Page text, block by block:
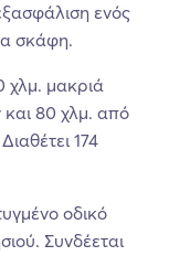
ενός
σκάφη.
χλμ. μακριά
80 χλμ. από
174
οδικό
Συνδέεται